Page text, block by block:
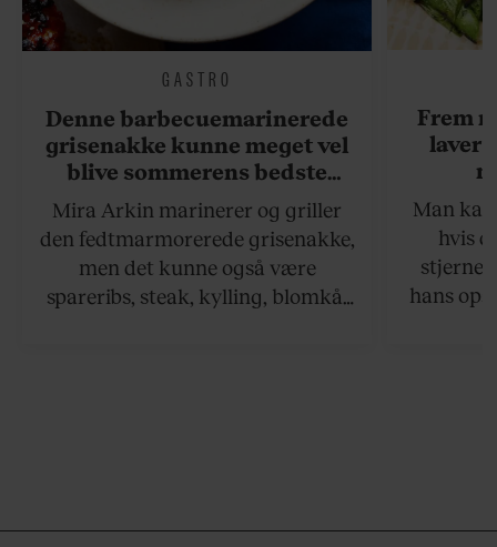
GASTRO
Denne barbecuemarinerede
grisenakke kunne meget vel
blive sommerens bedste
grillret
Mira Arkin marinerer og griller
den fedtmarmorerede grisenakke,
men det kunne også være
spareribs, steak, kylling, blomkål
Frem
laver
Man
hvis
hans